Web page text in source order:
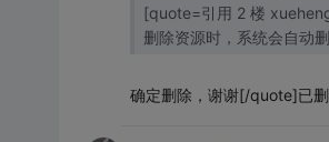
[quote=引用 2 楼
删除资源时，系统会自动
确定删除，谢谢[/quote]已